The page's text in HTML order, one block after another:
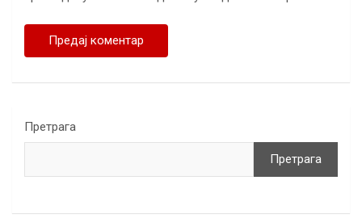
Претрага
Претрага